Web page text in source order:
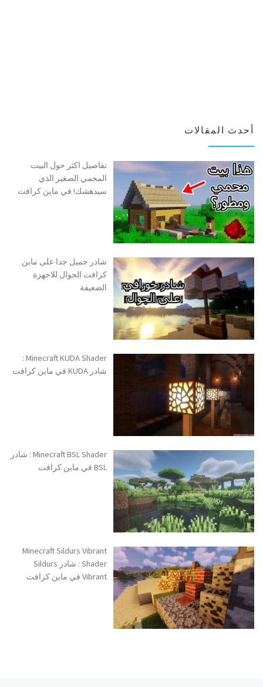
أحدث المقالات
تفاصيل اكثر حول البيت
المحمي الصغير الذي
سيدهشك! في ماين كرافت
شادر جميل جدا على ماين
كرافت الجوال للاجهزة
الضعيفة
Minecraft KUDA Shader :
شادر KUDA في ماين كرافت
Minecraft BSL Shader : شادر
BSL في ماين كرافت
Minecraft Sildurs Vibrant
Shader : شادر Sildurs
Vibrant في ماين كرافت